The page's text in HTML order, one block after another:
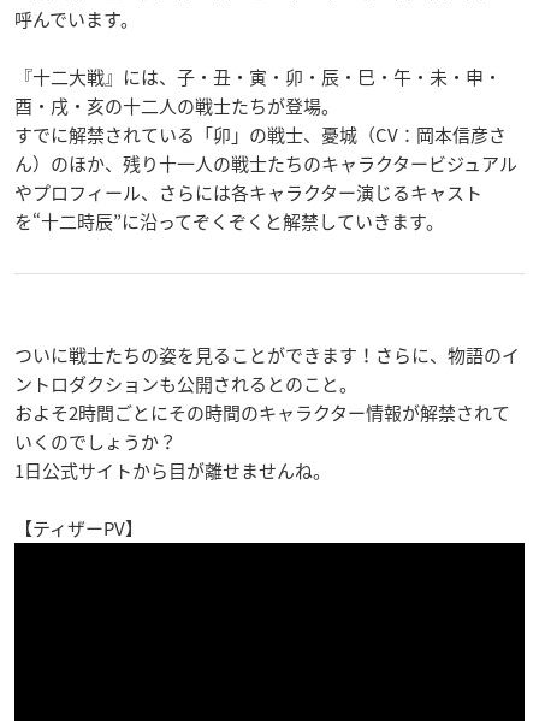
呼んでいます。
『十二大戦』には、子・丑・寅・卯・辰・巳・午・未・申・
酉・戌・亥の十二人の戦士たちが登場。
すでに解禁されている「卯」の戦士、憂城（CV：岡本信彦さ
ん）のほか、残り十一人の戦士たちのキャラクタービジュアル
やプロフィール、さらには各キャラクター演じるキャスト
を“十二時辰”に沿ってぞくぞくと解禁していきます。
ついに戦士たちの姿を見ることができます！さらに、物語のイ
ントロダクションも公開されるとのこと。
およそ2時間ごとにその時間のキャラクター情報が解禁されて
いくのでしょうか？
1日公式サイトから目が離せませんね。
【ティザーPV】